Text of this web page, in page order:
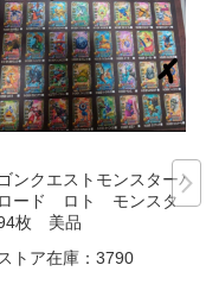
ンクエストモンスターバ
ロード ロト モンスタ
枚 美品
トア在庫： 3790